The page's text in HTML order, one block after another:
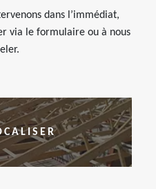
dans l’immédiat,
via le formulaire ou à nous